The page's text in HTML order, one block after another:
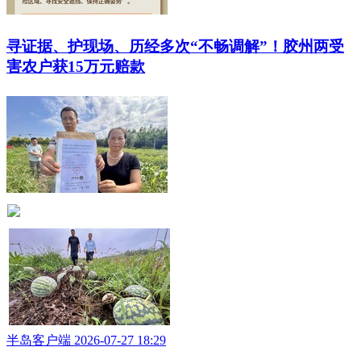
寻证据、护现场、历经多次“不畅调解”！胶州两受
害农户获15万元赔款
半岛客户端 2026-07-27 18:29